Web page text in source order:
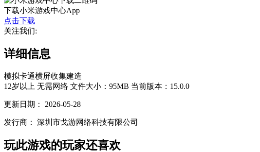
下载小米游戏中心App
点击下载
关注我们:
详细信息
模拟卡通横屏收集建造
12岁以上 无需网络 文件大小：95MB 当前版本：15.0.0
更新日期： 2026-05-28
发行商： 深圳市戈游网络科技有限公司
玩此游戏的玩家还喜欢